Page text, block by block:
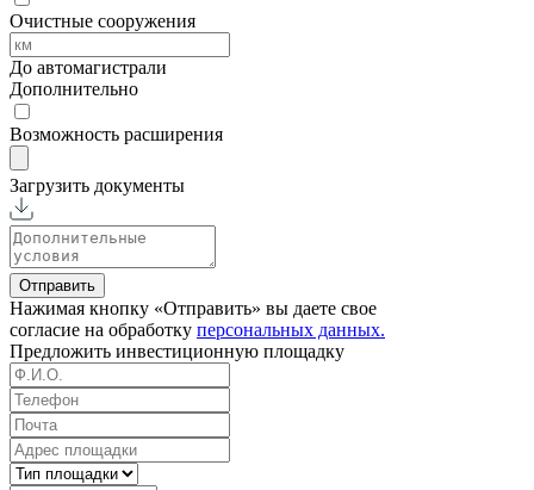
Очистные сооружения
До автомагистрали
Дополнительно
Возможность расширения
Загрузить документы
Отправить
Нажимая кнопку «Отправить» вы даете свое
согласие на обработку персональных данных.
Предложить инвестиционную площадку